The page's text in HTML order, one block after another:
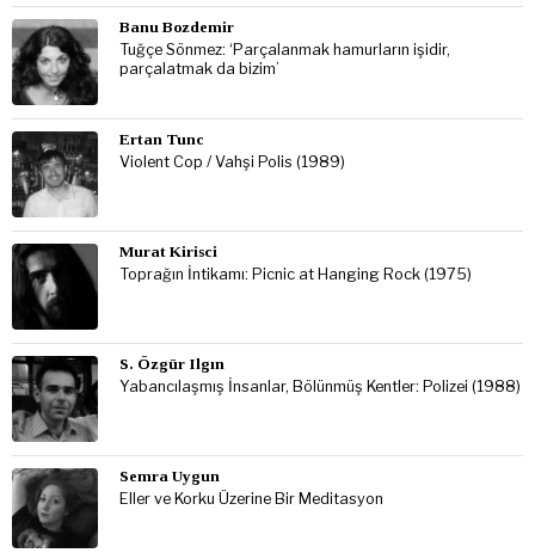
Banu Bozdemir
Tuğçe Sönmez: ‘Parçalanmak hamurların işidir,
parçalatmak da bizim’
Ertan Tunc
Violent Cop / Vahşi Polis (1989)
Murat Kirisci
Toprağın İntikamı: Picnic at Hanging Rock (1975)
S. Özgür Ilgın
Yabancılaşmış İnsanlar, Bölünmüş Kentler: Polizei (1988)
Semra Uygun
Eller ve Korku Üzerine Bir Meditasyon